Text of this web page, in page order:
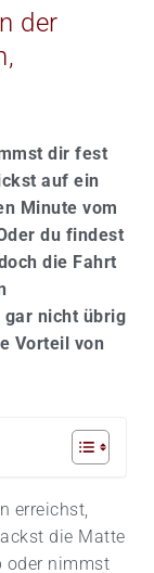
der
dir fest
auf ein
Minute vom
du findest
die Fahrt
gar nicht übrig
Vorteil von
erreichst,
die Matte
oder nimmst